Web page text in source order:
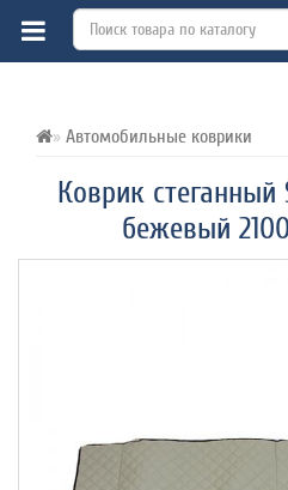
Автомобильные коврики
Коврик стеганный
бежевый
ВСЕ О ТОВАРЕ ХАРАКТЕРИСТИКИ